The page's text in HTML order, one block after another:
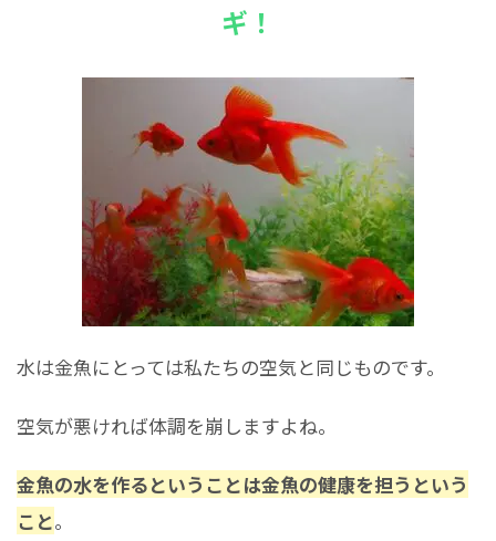
ギ！
水は金魚にとっては私たちの空気と同じものです。
空気が悪ければ体調を崩しますよね。
金魚の水を作るということは金魚の健康を担うという
こと。